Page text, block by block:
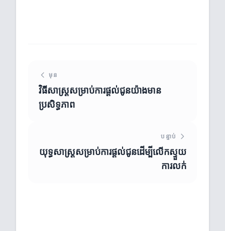
មុន
វិធីសាស្រ្តសម្រាប់ការផ្តល់ជូនយ៉ាងមាន
ប្រសិទ្ធភាព
បន្ទាប់
យុទ្ធសាស្ត្រសម្រាប់ការផ្តល់ជូនដើម្បីលើកស្ទួយ
ការលក់